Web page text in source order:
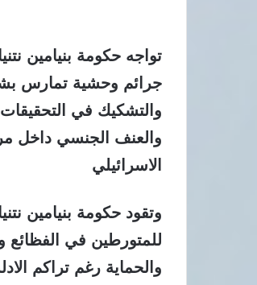
تواجه حكومة بنيامين
جرائم وحشية تمارس
والتشكيك في
والعنف الجنسي داخل
الاسرائيلي
وتقود حكومة بنيامين
للمتورطين في الفظائع
والحماية رغم تراكم